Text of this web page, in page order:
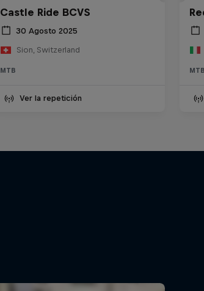
Castle Ride BCVS
30 Agosto 2025
Sion, Switzerland
MTB
Ver la repetición